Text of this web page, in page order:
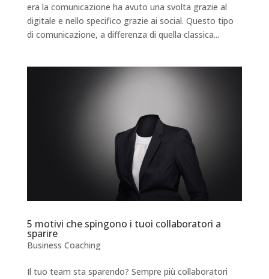
era la comunicazione ha avuto una svolta grazie al
digitale e nello specifico grazie ai social. Questo tipo
di comunicazione, a differenza di quella classica...
5 motivi che spingono i tuoi collaboratori a
sparire
Business Coaching
Il tuo team sta sparendo? Sempre più collaboratori